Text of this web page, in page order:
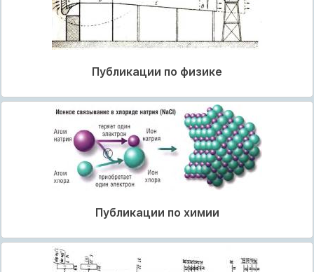
Публикации по физике
Публикации по химии